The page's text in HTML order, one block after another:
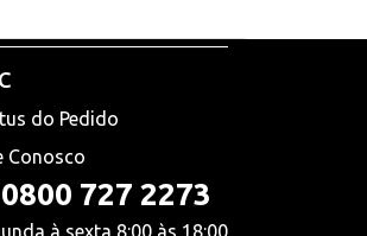
do Pedido
Conosco
0800 727 2273
à sexta 8:00 às 18:00